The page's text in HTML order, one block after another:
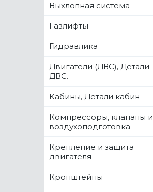
Выхлопная система
Газлифты
Гидравлика
Двигатели (ДВС), Детали
ДВС.
Кабины, Детали кабин
Компрессоры, клапаны и
воздухоподготовка
Крепление и защита
двигателя
Кронштейны